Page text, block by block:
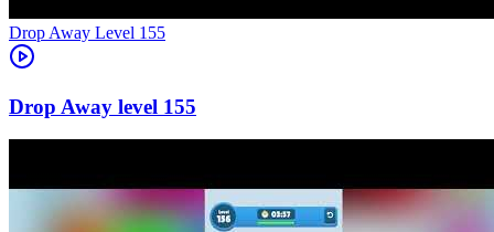
Level 155
155